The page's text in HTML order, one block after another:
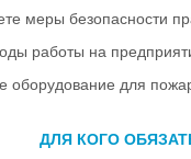
меры
работы на
оборудование для
ДЛЯ КОГО